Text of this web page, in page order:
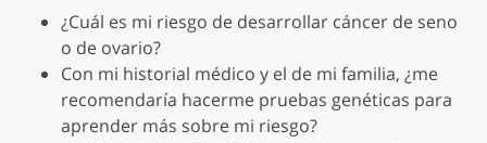
¿Cuál es mi riesgo de desarrollar cáncer de seno
o de ovario?
Con mi historial médico y el de mi familia, ¿me
recomendaría hacerme pruebas genéticas para
aprender más sobre mi riesgo?